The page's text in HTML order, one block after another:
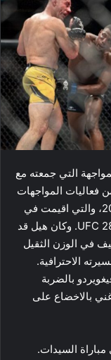
التي جمعته مع
فعاليات المواجهات
الثانية من مباريات منظمة UFC للموسم 2023، والتي اقيمت في
مدينة ريو دي جينيرو البرازيلية تحت عنوان ​UFC 283​. وكان هيل قد
في الوزن الثقيل
الاحترافية.
بالضربة
بالاخضاع على
السيدات.